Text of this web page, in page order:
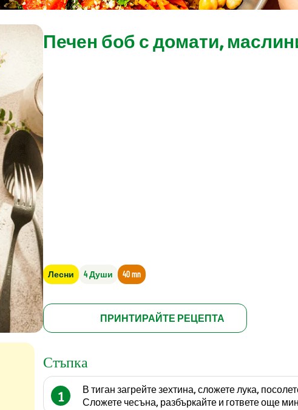
Печен боб с домати,
Лесни 4 Души 40 mn
ПРИНТИРАЙТЕ РЕЦЕПТА
Стъпка
1
В тиган загрейте зехтина, сложете лука,
Сложете чесъна, разбъркайте и гответе още